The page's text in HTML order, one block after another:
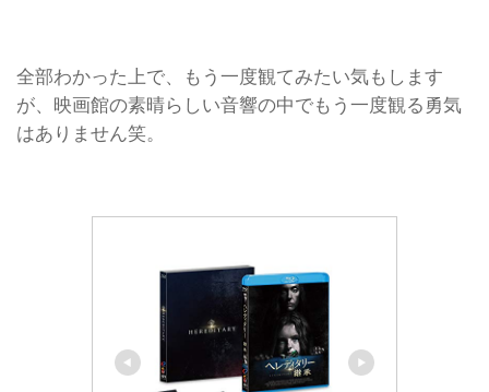
全部わかった上で、もう一度観てみたい気もします
が、映画館の素晴らしい音響の中でもう一度観る勇気
はありません笑。